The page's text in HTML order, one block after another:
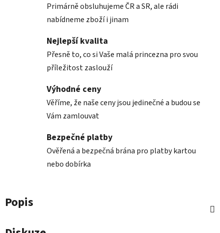
Primárně obsluhujeme ČR a SR, ale rádi
nabídneme zboží i jinam
Nejlepší kvalita
Přesně to, co si Vaše malá princezna pro svou
příležitost zaslouží
Výhodné ceny
Věříme, že naše ceny jsou jedinečné a budou se
Vám zamlouvat
Bezpečné platby
Ověřená a bezpečná brána pro platby kartou
nebo dobírka
Popis